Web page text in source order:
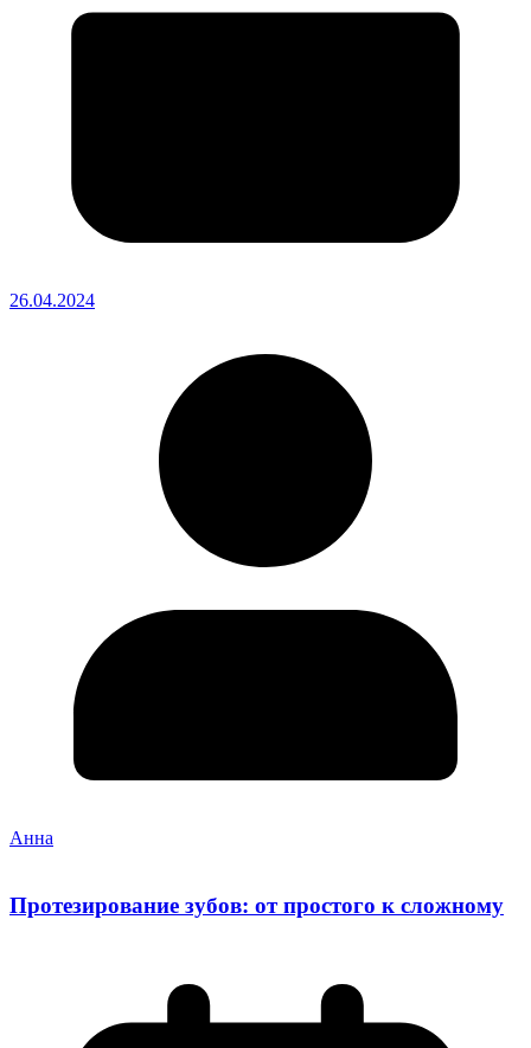
26.04.2024
Анна
Протезирование зубов: от простого к сложному